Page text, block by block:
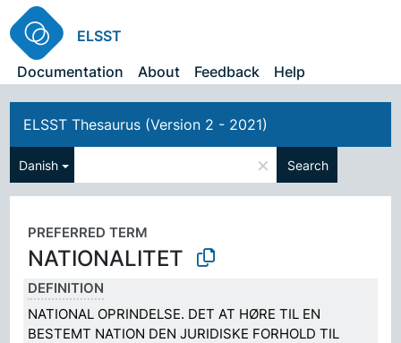
ELSST
Documentation
About Feedback Help
ELSST Thesaurus (Version 2 - 2021)
Danish × Search
PREFERRED TERM
NATIONALITET
DEFINITION
NATIONAL OPRINDELSE. DET AT HØRE TIL EN
BESTEMT NATION DEN JURIDISKE FORHOLD TIL